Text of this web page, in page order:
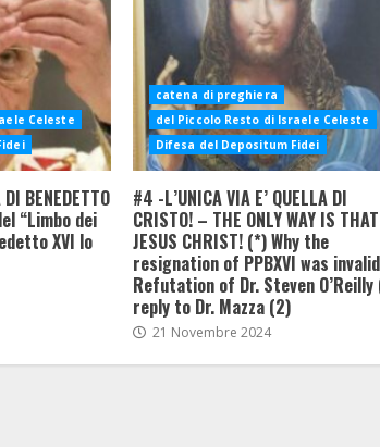
Celeste
BENEDETTO
“Limbo dei
XVI lo
catena di preghiera
del Piccolo Resto di Israele Celeste
Difesa del Depositum Fidei
#4 -L’UNICA VIA E’ QUELLA DI
CRISTO! – THE ONLY WAY IS
JESUS CHRIST! (*) Why the
resignation of PPBXVI was
Refutation of Dr. Steven O’Reilly
reply to Dr. Mazza (2)
21 Novembre 2024